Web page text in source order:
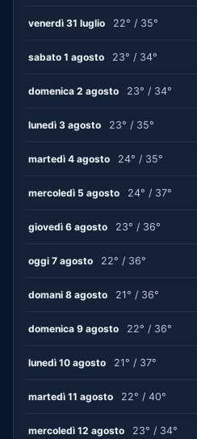
venerdì 31 luglio 22° / 35°
sabato 1 agosto 23° / 34°
domenica 2 agosto 23° / 34°
lunedì 3 agosto 23° / 35°
martedì 4 agosto 24° / 35°
mercoledì 5 agosto 24° / 37°
giovedì 6 agosto 23° / 36°
oggi 7 agosto 22° / 36°
domani 8 agosto 21° / 36°
domenica 9 agosto 22° / 36°
lunedì 10 agosto 21° / 37°
martedì 11 agosto 22° / 40°
mercoledì 12 agosto 23° / 34°